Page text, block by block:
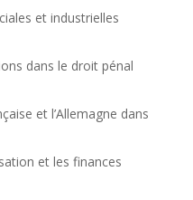
et industrielles
dans le droit pénal
et l’Allemagne dans
et les finances